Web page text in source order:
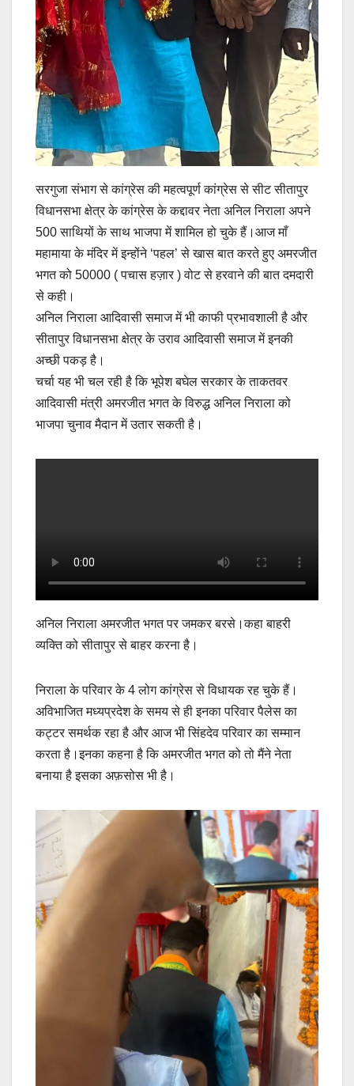
सरगुजा संभाग से कांग्रेस की महत्वपूर्ण कांग्रेस से सीट सीतापुर
विधानसभा क्षेत्र के कांग्रेस के कद्दावर नेता अनिल निराला अपने
500 साथियों के साथ भाजपा में शामिल हो चुके हैं।आज माँ
महामाया के मंदिर में इन्होंने ‘पहल’ से खास बात करते हुए अमरजीत
भगत को 50000 ( पचास हज़ार ) वोट से हरवाने की बात दमदारी
से कही।
अनिल निराला आदिवासी समाज में भी काफी प्रभावशाली है और
सीतापुर विधानसभा क्षेत्र के उराव आदिवासी समाज में इनकी
अच्छी पकड़ है।
चर्चा यह भी चल रही है कि भूपेश बघेल सरकार के ताकतवर
आदिवासी मंत्री अमरजीत भगत के विरुद्ध अनिल निराला को
भाजपा चुनाव मैदान में उतार सकती है।
अनिल निराला अमरजीत भगत पर जमकर बरसे।कहा बाहरी
व्यक्ति को सीतापुर से बाहर करना है।
निराला के परिवार के 4 लोग कांग्रेस से विधायक रह चुके हैं।
अविभाजित मध्यप्रदेश के समय से ही इनका परिवार पैलेस का
कट्टर समर्थक रहा है और आज भी सिंहदेव परिवार का सम्मान
करता है।इनका कहना है कि अमरजीत भगत को तो मैंने नेता
बनाया है इसका अफ़सोस भी है।